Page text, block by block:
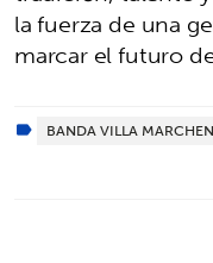
la fuerza de una
marcar el futuro
BANDA VILLA